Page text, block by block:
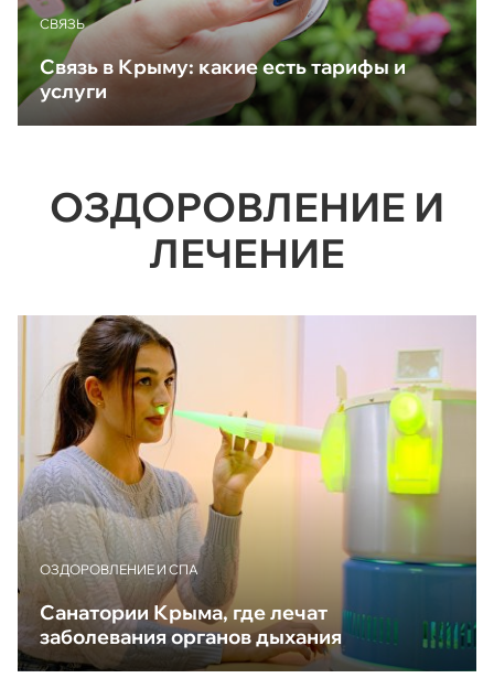
CВЯЗЬ
Связь в Крыму: какие есть тарифы и
услуги
ОЗДОРОВЛЕНИЕ И
ЛЕЧЕНИЕ
ОЗДОРОВЛЕНИЕ И СПА
Санатории Крыма, где лечат
заболевания органов дыхания